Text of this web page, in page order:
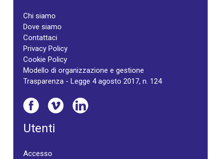
Chi siamo
Dove siamo
Contattaci
Privacy Policy
Cookie Policy
Modello di organizzazione e gestione
Trasparenza - Legge 4 agosto 2017, n. 124
Utenti
Accesso